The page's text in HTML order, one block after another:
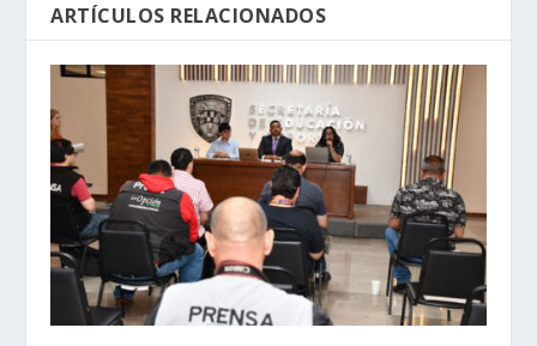
ARTÍCULOS RELACIONADOS